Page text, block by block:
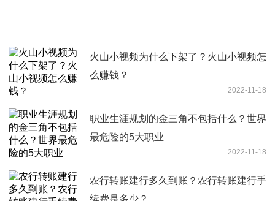
火山小视频为什么下架了？火山小视频怎
么赚钱？
2022-11-18
职业生涯规划的金三角不包括什么？世界
最危险的5大职业
2022-11-18
农行转账建行多久到账？农行转账建行手
续费是多少？